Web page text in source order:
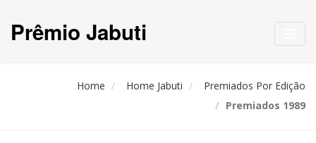
Prêmio Jabuti
Home Home Jabuti
Premiados Por Edição
Premiados 1989